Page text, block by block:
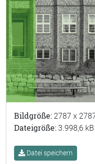
Bildgröße: 2787 x
Dateigröße: 3.998,6 kB
Datei speichern